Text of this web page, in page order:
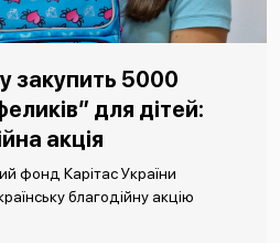
закупить 5000
для дітей:
акція
фонд Карітас України
благодійну акцію